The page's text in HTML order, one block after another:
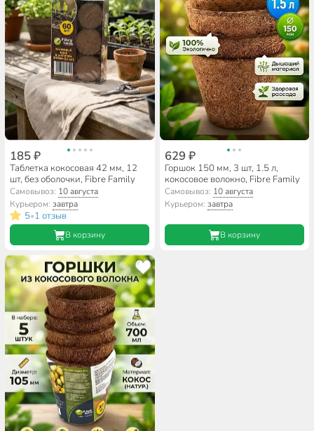
185 ₽
Таблетка кокосовая 42 мм, 12
шт, без оболочки, Fibre Family
Самовывоз: 10 августа
Курьером:завтра
5•1 отзыв
В корзину
629 ₽
Горшок 150 мм, 3 шт, 1.5 л,
кокосовое волокно, Fibre Family
Самовывоз: 10 августа
Курьером: завтра
В корзину